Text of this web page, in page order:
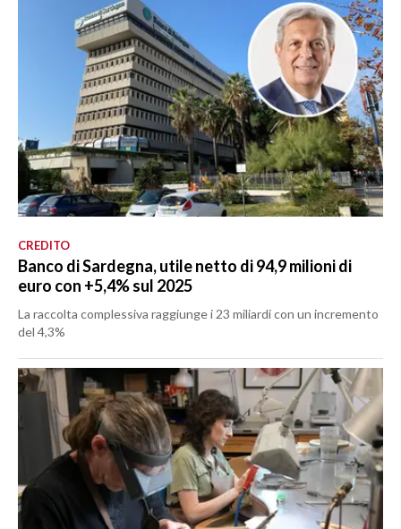
CREDITO
Banco di Sardegna, utile netto di 94,9 milioni di
euro con +5,4% sul 2025
La raccolta complessiva raggiunge i 23 miliardi con un incremento
del 4,3%